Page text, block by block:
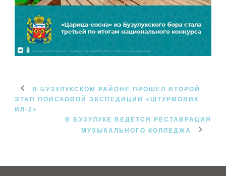
В БУЗУЛУКСКОМ РАЙОНЕ ПРОШЕЛ ВТОРОЙ
ЭТАП ПОИСКОВОЙ ЭКСПЕДИЦИИ «ШТУРМОВИК
ИЛ-2»
В БУЗУЛУКЕ ВЕДЁТСЯ РЕСТАВРАЦИЯ
МУЗЫКАЛЬНОГО КОЛЛЕДЖА